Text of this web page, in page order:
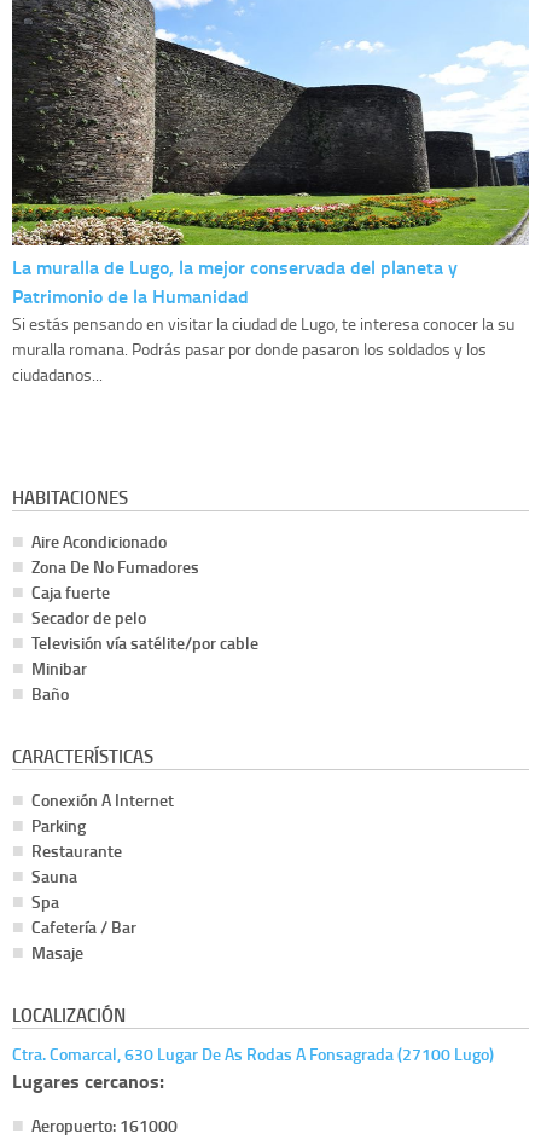
La muralla de Lugo, la mejor conservada del planeta y
Patrimonio de la Humanidad
Si estás pensando en visitar la ciudad de Lugo, te interesa conocer la su
muralla romana. Podrás pasar por donde pasaron los soldados y los
ciudadanos...
HABITACIONES
Aire Acondicionado
Zona De No Fumadores
Caja fuerte
Secador de pelo
Televisión vía satélite/por cable
Minibar
Baño
CARACTERÍSTICAS
Conexión A Internet
Parking
Restaurante
Sauna
Spa
Cafetería / Bar
Masaje
LOCALIZACIÓN
Ctra. Comarcal, 630 Lugar De As Rodas A Fonsagrada (27100 Lugo)
Lugares cercanos:
Aeropuerto: 161000